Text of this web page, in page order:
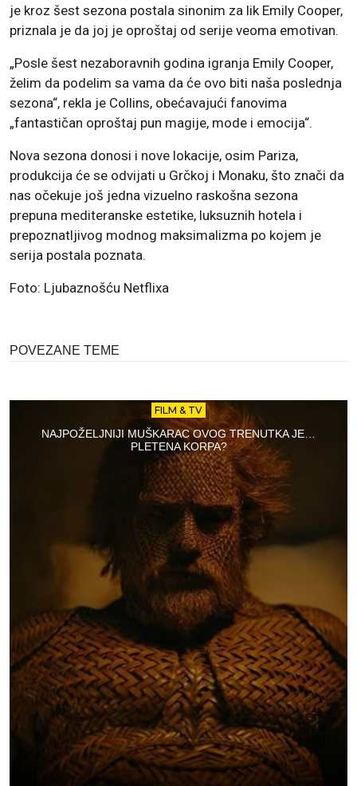
je kroz šest sezona postala sinonim za lik Emily Cooper,
priznala je da joj je oproštaj od serije veoma emotivan.
„Posle šest nezaboravnih godina igranja Emily Cooper,
želim da podelim sa vama da će ovo biti naša poslednja
sezona“, rekla je Collins, obećavajući fanovima
„fantastičan oproštaj pun magije, mode i emocija“.
Nova sezona donosi i nove lokacije, osim Pariza,
produkcija će se odvijati u Grčkoj i Monaku, što znači da
nas očekuje još jedna vizuelno raskošna sezona
prepuna mediteranske estetike, luksuznih hotela i
prepoznatljivog modnog maksimalizma po kojem je
serija postala poznata.
Foto: Ljubaznošću Netflixa
POVEZANE TEME
FILM & TV
NAJPOŽELJNIJI MUŠKARAC OVOG TRENUTKA JE…
PLETENA KORPA?